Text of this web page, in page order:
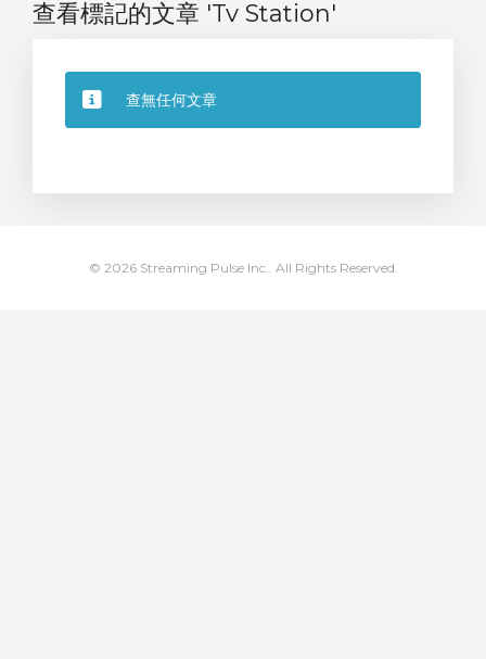
查看標記的文章 'Tv Station'
查無任何文章
© 2026 Streaming Pulse Inc.. All Rights Reserved.